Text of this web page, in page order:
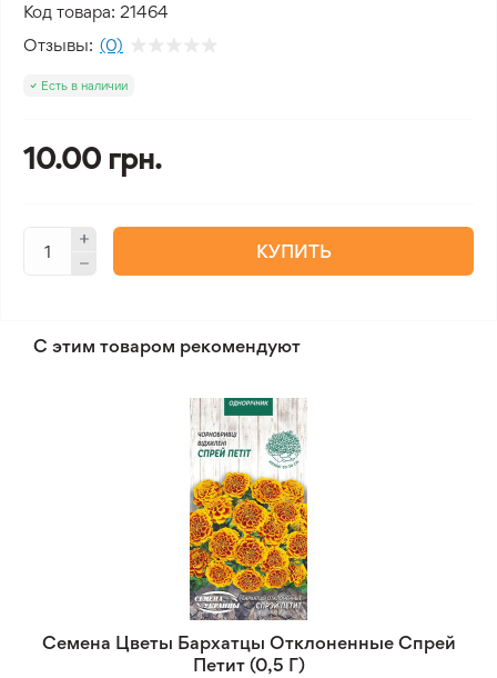
Код товара: 21464
Отзывы: (0)
Есть в наличии
10.00 грн.
КУПИТЬ
С этим товаром рекомендуют
Семена Цветы Бархатцы Отклоненные Спрей
Петит (0,5 Г)